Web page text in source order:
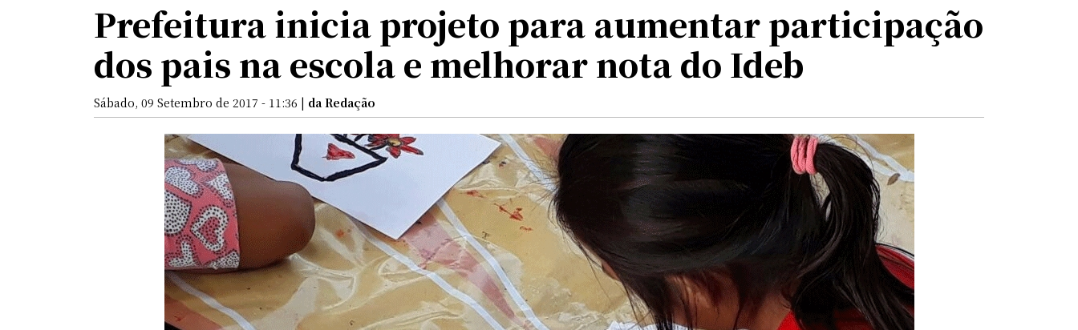
Prefeitura inicia projeto para aumentar participação
dos pais na escola e melhorar nota do Ideb
Sábado, 09 Setembro de 2017 - 11:36 | da Redação